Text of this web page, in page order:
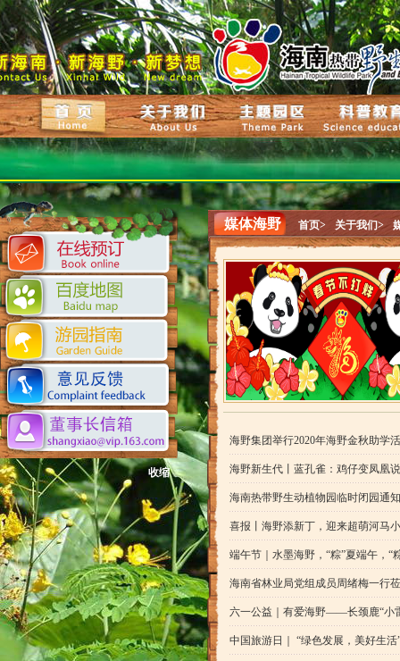
收缩
媒体海野 首页> 关于我们>
海野集团举行2020年海野金秋助学
海野新生代丨蓝孔雀：鸡仔变凤凰
海南热带野生动植物园临时闭园通知
喜报丨海野添新丁，迎来超萌河马
端午节｜水墨海野，“粽”夏端午，“
海南省林业局党组成员周绪梅一行
六一公益｜有爱海野——长颈鹿“小
中国旅游日｜ “绿色发展，美好生活